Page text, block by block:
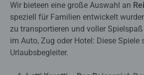
Wir bieteen eine große Auswahl an
speziell für Familien entwickelt
zu transportieren und voller
im Auto, Zug oder Hotel: Diese Spiele
Urlaubsbegleiter.